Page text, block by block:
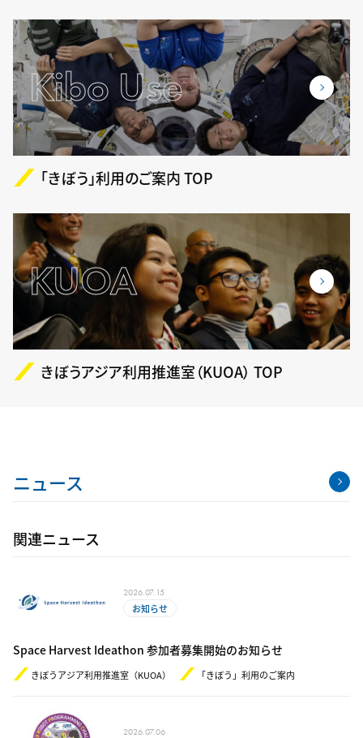
Kibo Use
「きぼう」利用のご案内 TOP
KUOA
きぼうアジア利用推進室（KUOA） TOP
ニュース
関連ニュース
2026.07.15
お知らせ
Space Harvest Ideathon 参加者募集開始のお知らせ
きぼうアジア利用推進室（KUOA） 「きぼう」利用のご案内
2026.07.06